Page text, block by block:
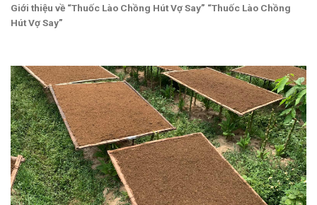
Giới thiệu về “Thuốc Lào Chồng Hút Vợ Say” “Thuốc Lào Chồng
Hút Vợ Say”